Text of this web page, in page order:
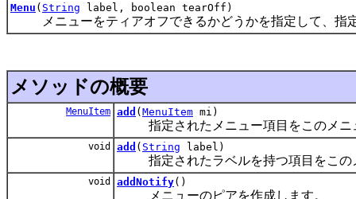
Menu ( String label, boolean tearOff)
メニューをティアオフできるかどうかを指定して、指
メソッドの概要
MenuItem add ( MenuItem mi)
指定されたメニュー項目をこのメニ
void add ( String label)
指定されたラベルを持つ項目をこの
void addNotify()
メニューのピアを作成します。